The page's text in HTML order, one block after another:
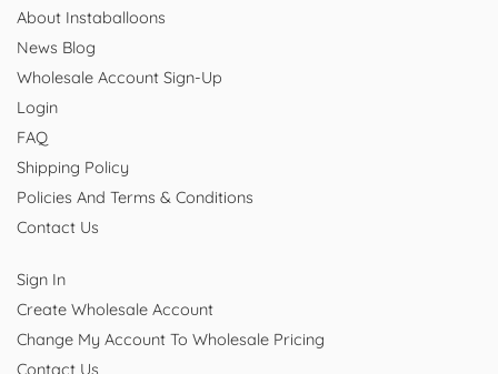
About Instaballoons
News Blog
Wholesale Account Sign-Up
Login
FAQ
Shipping Policy
Policies And Terms & Conditions
Contact Us
Sign In
Create Wholesale Account
Change My Account To Wholesale Pricing
Contact Us